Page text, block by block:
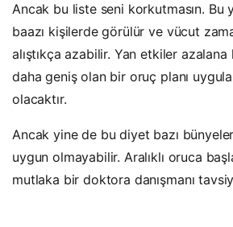
Ancak bu liste seni korkutmasın. Bu
baazı kişilerde görülür ve vücut
alıştıkça azabilir. Yan etkiler azalana
daha geniş olan bir oruç planı
olacaktır.
Ancak yine de bu diyet bazı
uygun olmayabilir. Aralıklı oruca
mutlaka bir doktora danışmanı